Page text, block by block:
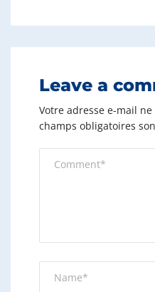
Leave a
Votre adresse e-mail
champs obligatoires